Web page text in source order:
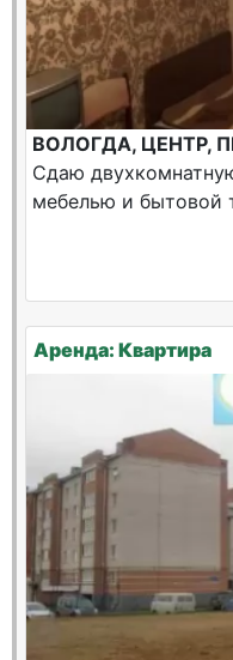
ВОЛОГДА, ЦЕНТР,
Сдаю
мебелью и бытовой
Аренда: Квартира